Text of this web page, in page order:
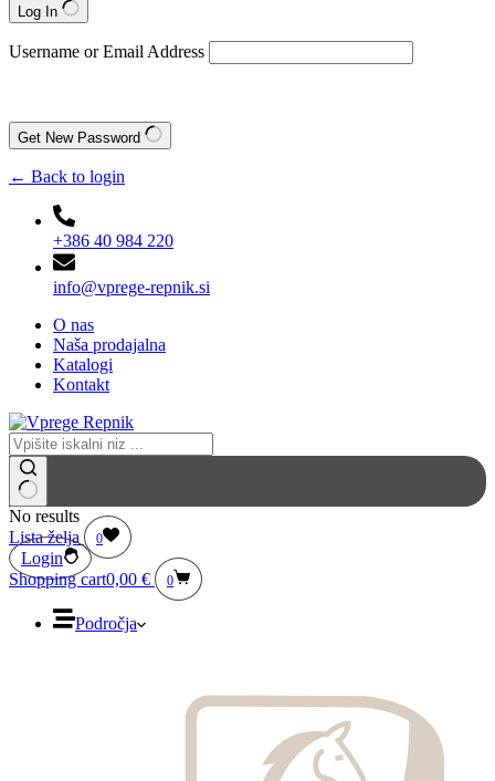
Log In
Username or Email Address
Get New Password
← Back to login
+386 40 984 220
info@vprege-repnik.si
O nas
Naša prodajalna
Katalogi
Kontakt
No results
Lista želja
0
Login
Shopping cart0,00 € 0
Področja